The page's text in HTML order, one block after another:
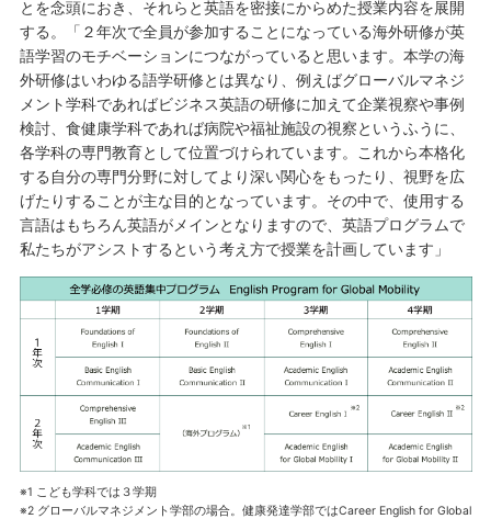
とを念頭におき、それらと英語を密接にからめた授業内容を展開
する。「２年次で全員が参加することになっている海外研修が英
語学習のモチベーションにつながっていると思います。本学の海
外研修はいわゆる語学研修とは異なり、例えばグローバルマネジ
メント学科であればビジネス英語の研修に加えて企業視察や事例
検討、食健康学科であれば病院や福祉施設の視察というふうに、
各学科の専門教育として位置づけられています。これから本格化
する自分の専門分野に対してより深い関心をもったり、視野を広
げたりすることが主な目的となっています。その中で、使用する
言語はもちろん英語がメインとなりますので、英語プログラムで
私たちがアシストするという考え方で授業を計画しています」
※1 こども学科では３学期
※2 グローバルマネジメント学部の場合。健康発達学部ではCareer English for Global